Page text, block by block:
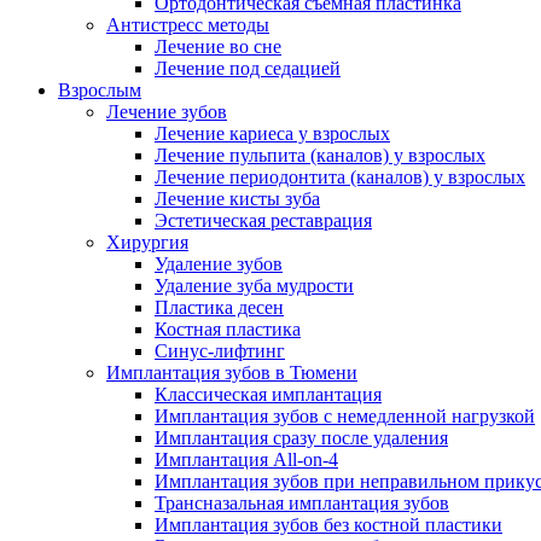
Антистресс методы
Лечение во сне
Лечение под седацией
Взрослым
Лечение зубов
Лечение кариеса у взрослых
Лечение пульпита (каналов) у взрослых
Лечение периодонтита (каналов) у взрослых
Лечение кисты зуба
Эстетическая реставрация
Хирургия
Удаление зубов
Удаление зуба мудрости
Пластика десен
Костная пластика
Синус-лифтинг
Имплантация зубов в Тюмени
Классическая имплантация
Имплантация зубов с немедленной нагрузкой
Имплантация сразу после удаления
Имплантация All-on-4
Имплантация зубов при неправильном
Трансназальная имплантация зубов
Имплантация зубов без костной пластики